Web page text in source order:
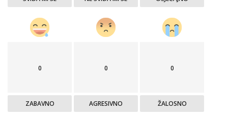
0
ZABAVNO
0
AGRESIVNO
0
ŽALOSNO